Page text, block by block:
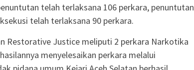
telah terlaksana 106 perkara, penuntutan
telah terlaksana 90 perkara.
Restorative Justice meliputi 2 perkara Narkotika
menyelesaikan perkara melalui